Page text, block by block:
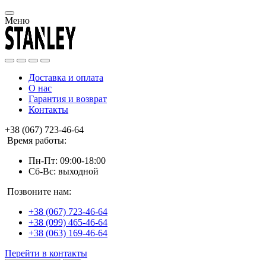
Меню
Доставка и оплата
О нас
Гарантия и возврат
Контакты
+38 (067) 723-46-64
Время работы:
Пн-Пт: 09:00-18:00
Сб-Вс: выходной
Позвоните нам:
+38 (067) 723-46-64
+38 (099) 465-46-64
+38 (063) 169-46-64
Перейти в контакты